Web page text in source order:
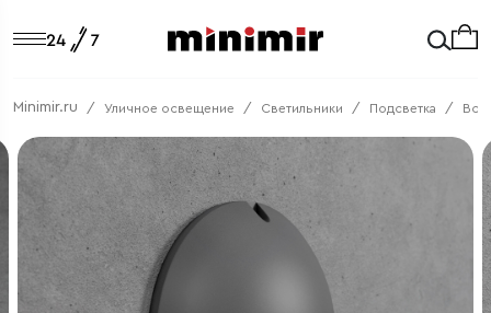
Minimir.ru Уличное освещение Светильники Подсветка